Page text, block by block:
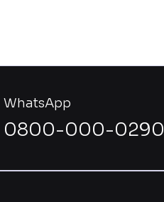
WhatsApp
0800-000-0290